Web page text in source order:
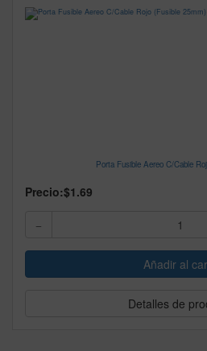
Porta Fusible Aereo C/Cable
Precio:$1.69
Detalles de